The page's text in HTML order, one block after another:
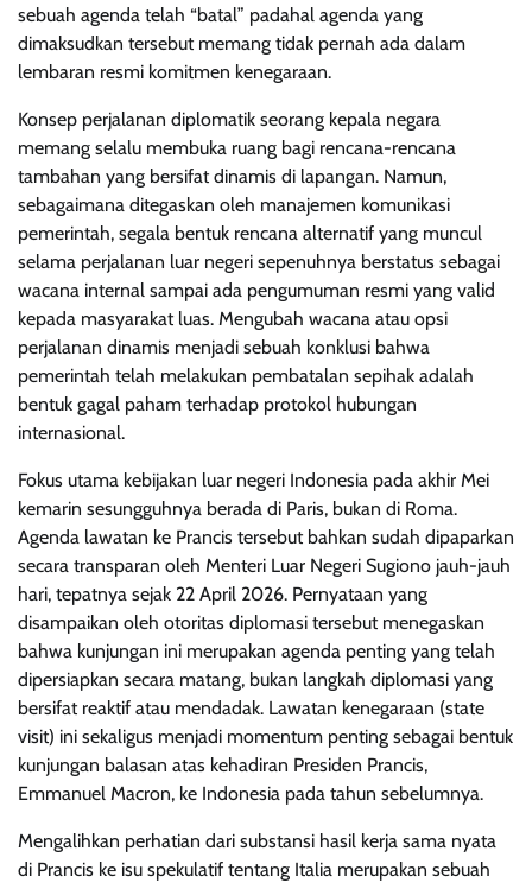
sebuah agenda telah “batal” padahal agenda yang
dimaksudkan tersebut memang tidak pernah ada dalam
lembaran resmi komitmen kenegaraan.
Konsep perjalanan diplomatik seorang kepala negara
memang selalu membuka ruang bagi rencana-rencana
tambahan yang bersifat dinamis di lapangan. Namun,
sebagaimana ditegaskan oleh manajemen komunikasi
pemerintah, segala bentuk rencana alternatif yang muncul
selama perjalanan luar negeri sepenuhnya berstatus sebagai
wacana internal sampai ada pengumuman resmi yang valid
kepada masyarakat luas. Mengubah wacana atau opsi
perjalanan dinamis menjadi sebuah konklusi bahwa
pemerintah telah melakukan pembatalan sepihak adalah
bentuk gagal paham terhadap protokol hubungan
internasional.
Fokus utama kebijakan luar negeri Indonesia pada akhir Mei
kemarin sesungguhnya berada di Paris, bukan di Roma.
Agenda lawatan ke Prancis tersebut bahkan sudah dipaparkan
secara transparan oleh Menteri Luar Negeri Sugiono jauh-jauh
hari, tepatnya sejak 22 April 2026. Pernyataan yang
disampaikan oleh otoritas diplomasi tersebut menegaskan
bahwa kunjungan ini merupakan agenda penting yang telah
dipersiapkan secara matang, bukan langkah diplomasi yang
bersifat reaktif atau mendadak. Lawatan kenegaraan (state
visit) ini sekaligus menjadi momentum penting sebagai bentuk
kunjungan balasan atas kehadiran Presiden Prancis,
Emmanuel Macron, ke Indonesia pada tahun sebelumnya.
Mengalihkan perhatian dari substansi hasil kerja sama nyata
di Prancis ke isu spekulatif tentang Italia merupakan sebuah